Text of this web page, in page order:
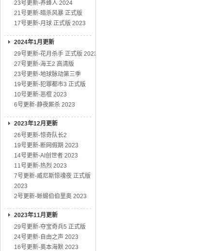
23号更新-养蜂人 2024
21号更新-暗杀风暴 正式版
17号更新-月球 正式版 2023
2024年1月更新
29号更新-花月杀手 正式版 2023
27号更新-海王2 高清版
23号更新-地球脉动第三季
19号更新-犯罪都市3 正式版
10号更新-恶棍 2023
6号更新-静夜厮杀 2023
2023年12月更新
26号更新-惊奇队长2
19号更新-断网假期 2023
14号更新-AI创世者 2023
11号更新-热烈 2023
7号更新-威尼斯惊魂夜 正式版
2023
2号更新-蜥蜴伯伯里奥 2023
2023年11月更新
29号更新-夺宝奇兵5 正式版
24号更新-自由之声 2023
16号更新-奥本海默 2023